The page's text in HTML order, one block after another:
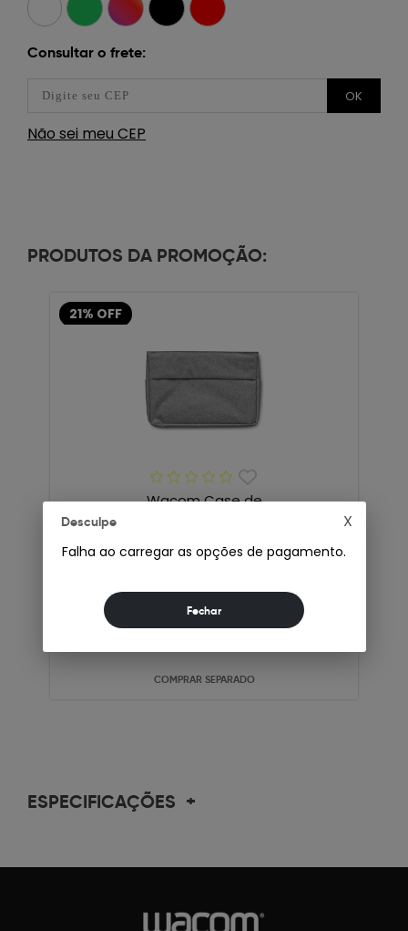
Consultar o frete:
OK
Não sei meu CEP
PRODUTOS DA PROMOÇÃO:
21% OFF
Wacom Case de
R$315,90
Até 12x deR$32,15no cartão
COMPRAR SEPARADO
ESPECIFICAÇÕES +
Desculpe
Falha ao carregar as opções de pagamento.
X